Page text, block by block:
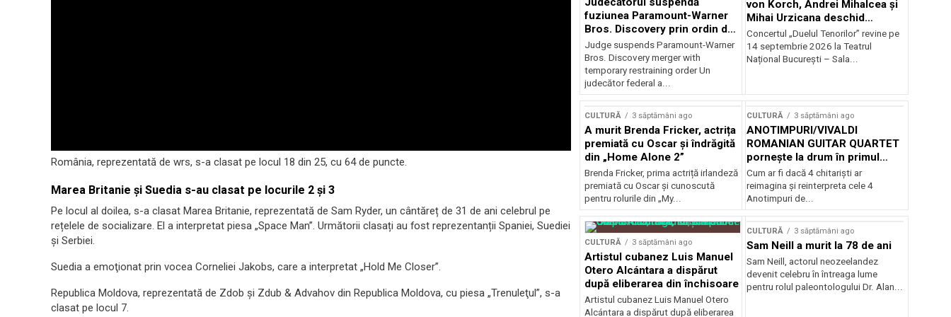
România, reprezentată de wrs, s-a clasat pe locul 18 din 25, cu 64 de puncte.
Marea Britanie și Suedia s-au clasat pe locurile 2 și 3
Pe locul al doilea, s-a clasat Marea Britanie, reprezentată de Sam Ryder, un cântăreț de 31 de ani celebrul pe
rețelele de socializare. El a interpretat piesa „Space Man”. Următorii clasați au fost reprezentanții Spaniei, Suediei
și Serbiei.
Suedia a emoţionat prin vocea Corneliei Jakobs, care a interpretat „Hold Me Closer”.
Republica Moldova, reprezentată de Zdob şi Zdub & Advahov din Republica Moldova, cu piesa „Trenuleţul”, s-a
clasat pe locul 7.
fuziunea Paramount-Warner
Bros. Discovery prin ordin de
restricție temporară
Judge suspends Paramount-Warner
Bros. Discovery merger with
temporary restraining order Un
judecător federal a...
von Korch, Andrei Mihalcea și
Mihai Urzicana deschid
stagiunea Musical
Extravaganza la TNB
Concertul „Duelul Tenorilor” revine pe
14 septembrie 2026 la Teatrul
Național București – Sala...
CULTURĂ 3 săptămâni ago
A murit Brenda Fricker, actrița
premiată cu Oscar și îndrăgită
din „Home Alone 2”
Brenda Fricker, prima actriță irlandeză
premiată cu Oscar și cunoscută
pentru rolurile din „My...
CULTURĂ 3 săptămâni ago
ANOTIMPURI/VIVALDI
ROMANIAN GUITAR QUARTET
pornește la drum în primul
turneu național
Cum ar fi dacă 4 chitarişti ar
reimagina şi reinterpreta cele 4
Anotimpuri de...
CULTURĂ 3 săptămâni ago
Artistul cubanez Luis Manuel
Otero Alcántara a dispărut
după eliberarea din închisoare
Artistul cubanez Luis Manuel Otero
Alcántara a dispărut după eliberarea
CULTURĂ 3 săptămâni ago
Sam Neill a murit la 78 de ani
Sam Neill, actorul neozeelandez
devenit celebru în întreaga lume
pentru rolul paleontologului Dr. Alan...